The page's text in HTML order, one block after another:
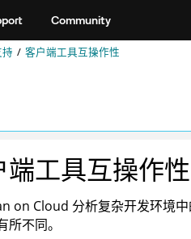
Community
客户端工具互操作性
端工具互操作性
on Cloud 分析复杂开发环境
所不同。